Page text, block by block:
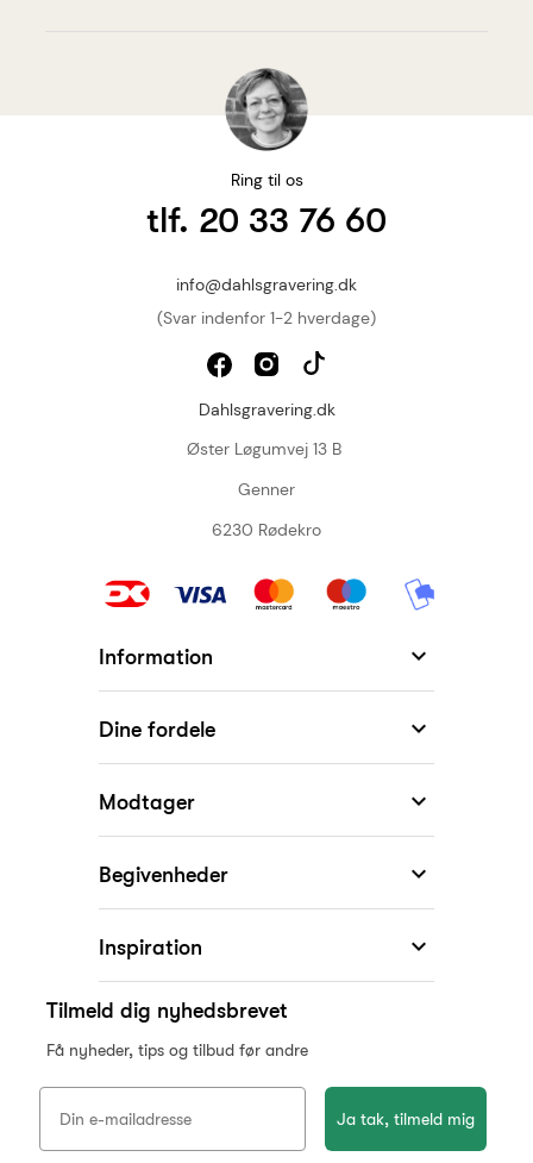
Ring til os
tlf. 20 33 76 60
info@dahlsgravering.dk
(Svar indenfor 1-2 hverdage)
Dahlsgravering.dk
Øster Løgumvej 13 B
Genner
6230 Rødekro
Information 
Dine fordele 
Modtager 
Begivenheder 
Inspiration 
Tilmeld dig nyhedsbrevet
Få nyheder, tips og tilbud før andre
Ja tak, tilmeld mig
KONKURRENCE
Vind Mojo Aben fra
Spring Copenhagen